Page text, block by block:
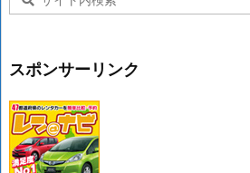
スポンサーリンク